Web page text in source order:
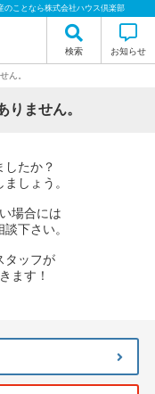
のことなら株式会社ハウス倶楽部
検索 お知らせ
ん。
りません。
したか？
しょう。
場合には
下さい。
タッフが
ます！